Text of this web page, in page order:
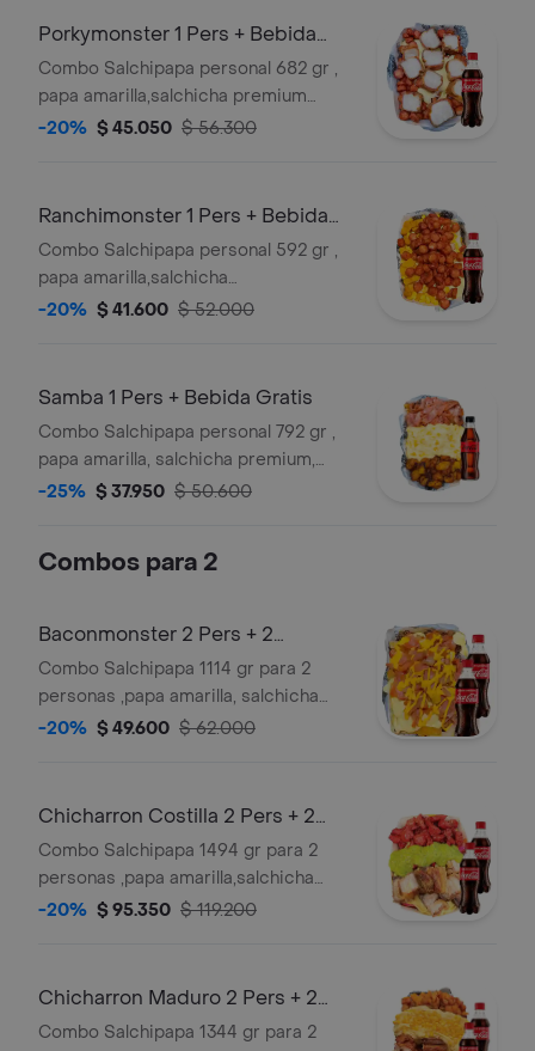
gratis
Porkymonster 1 Pers + Bebida
Gratis PORKYMONSTER
PERSONAL
Combo Salchipapa personal 682 gr ,
papa amarilla,salchicha premium
,queso gratinado,trozos de chicharron
gratis
-20% $ 45.050 $ 56.300
Ranchimonster 1 Pers + Bebida
Gratis
Combo Salchipapa personal 592 gr ,
papa amarilla,salchicha
ranchera,queso gratinado,maicitos, y
-20% $ 41.600 $ 52.000
Samba 1 Pers + Bebida Gratis
Combo Salchipapa personal 792 gr ,
papa amarilla, salchicha premium,
queso gratinado, maicitos,maduro
-25% $ 37.950 $ 50.600
Combos para 2
Baconmonster 2 Pers + 2
Bebidas Gratis
Combo Salchipapa 1114 gr para 2
personas ,papa amarilla, salchicha
premium , queso gratinado, bacon,
-20% $ 49.600 $ 62.000
Chicharron Costilla 2 Pers + 2
Bebidas Gratis
Combo Salchipapa 1494 gr para 2
personas ,papa amarilla,salchicha
premium,queso
pimienta,costilla ahumada sin hueso
verde,ajo,bbq honey + 2 bebidas 250
-20% $ 95.350 $ 119.200
Chicharron Maduro 2 Pers + 2
Bebidas Gratis
Combo Salchipapa 1344 gr para 2